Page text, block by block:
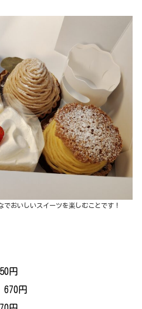
おいしいスイーツを楽しむことです！
円
円